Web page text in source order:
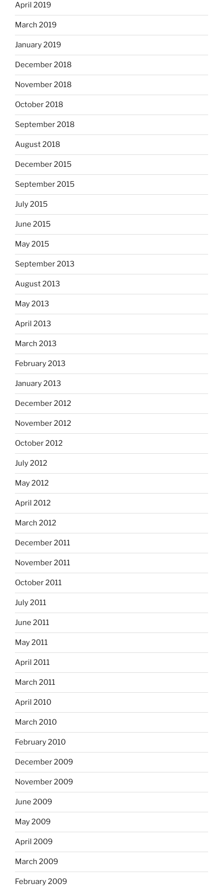
April 2019
March 2019
January 2019
December 2018
November 2018
October 2018
September 2018
August 2018
December 2015
September 2015
July 2015
June 2015
May 2015
September 2013
August 2013
May 2013
April 2013
March 2013
February 2013
January 2013
December 2012
November 2012
October 2012
July 2012
May 2012
April 2012
March 2012
December 2011
November 2011
October 2011
July 2011
June 2011
May 2011
April 2011
March 2011
April 2010
March 2010
February 2010
December 2009
November 2009
June 2009
May 2009
April 2009
March 2009
February 2009